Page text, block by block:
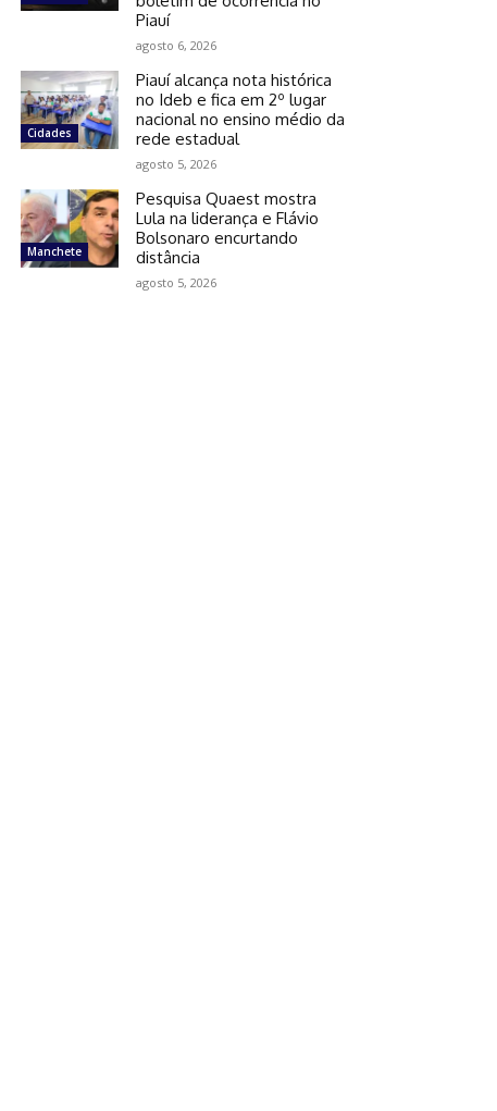
Piauí
agosto 6, 2026
Cidades
Piauí alcança nota histórica
no Ideb e fica em 2º lugar
nacional no ensino médio da
rede estadual
agosto 5, 2026
Manchete
Pesquisa Quaest mostra
Lula na liderança e Flávio
Bolsonaro encurtando
distância
agosto 5, 2026